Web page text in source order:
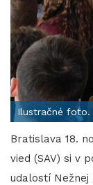
Ilustračné foto.
Bratislava 18.
vied (SAV) si v
udalostí Nežnej